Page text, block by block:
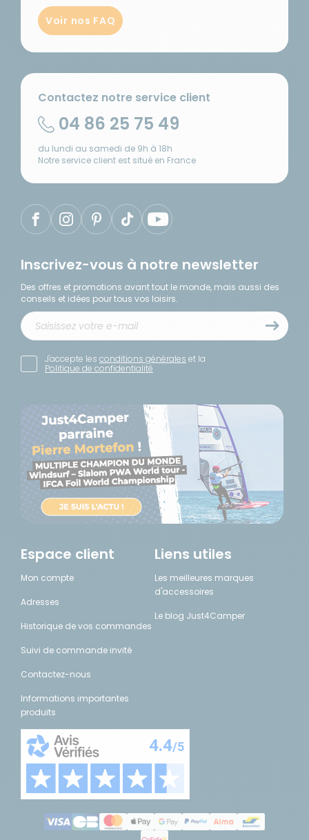
Voir nos FAQ
Contactez notre service client
04 86 25 75 49
du lundi au samedi de 9h à 18h
Notre service client est situé en France
Inscrivez-vous à notre newsletter
Des offres et promotions avant tout le monde, mais aussi des
conseils et idées pour tous vos loisirs.
J'accepte les conditions générales et la
Politique de confidentialité
Espace client
Mon compte
Adresses
Historique de vos commandes
Suivi de commande invité
Contactez-nous
Informations importantes
produits
Liens utiles
Les meilleures marques
d'accessoires
Le blog Just4Camper